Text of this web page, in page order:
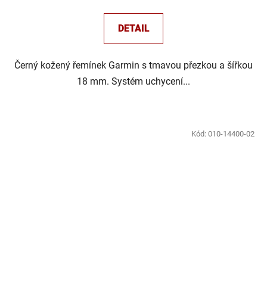
DETAIL
Černý kožený řemínek Garmin s tmavou přezkou a šířkou
18 mm. Systém uchycení...
Kód: 010-14400-02